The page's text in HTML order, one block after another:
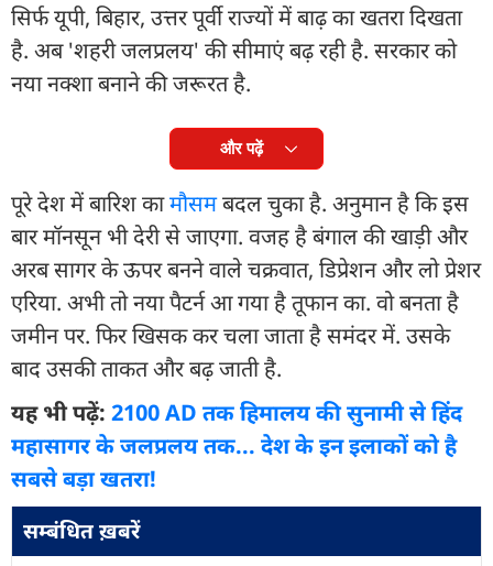
सिर्फ यूपी, बिहार, उत्तर पूर्वी राज्यों में बाढ़ का खतरा दिखता
है. अब 'शहरी जलप्रलय' की सीमाएं बढ़ रही है. सरकार को
नया नक्शा बनाने की जरूरत है.
और पढ़ें
पूरे देश में बारिश कामौसमबदल चुका है. अनुमान है कि इस
बार मॉनसून भी देरी से जाएगा. वजह है बंगाल की खाड़ी और
अरब सागर के ऊपर बनने वाले चक्रवात, डिप्रेशन और लो प्रेशर
एरिया. अभी तो नया पैटर्न आ गया है तूफान का. वो बनता है
जमीन पर. फिर खिसक कर चला जाता है समंदर में. उसके
बाद उसकी ताकत और बढ़ जाती है.
यह भी पढ़ें: 2100 AD तक हिमालय की सुनामी से हिंद
महासागर के जलप्रलय तक... देश के इन इलाकों को है
सबसे बड़ा खतरा!
सम्बंधित ख़बरें